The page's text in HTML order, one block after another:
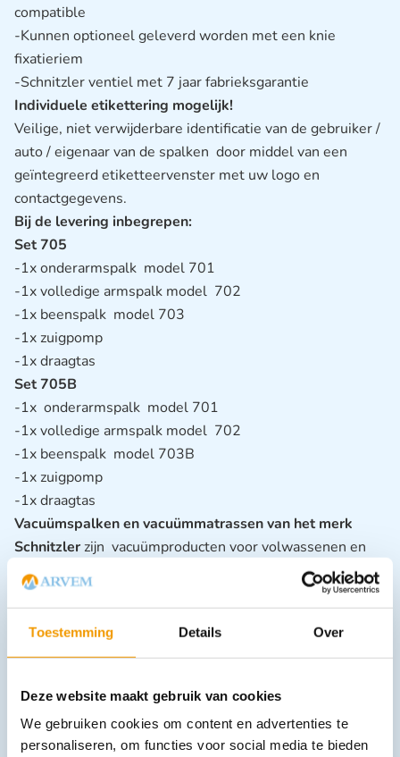
Toestemming Details Over
Deze website maakt gebruik van cookies
We gebruiken cookies om content en advertenties te
personaliseren, om functies voor social media te bieden
compatible
-Kunnen optioneel geleverd worden met een knie
fixatieriem
-Schnitzler ventiel met 7 jaar fabrieksgarantie
Individuele etikettering mogelijk!
Veilige, niet verwijderbare identificatie van de gebruiker /
auto / eigenaar van de spalken door middel van een
geïntegreerd etiketteervenster met uw logo en
contactgegevens.
Bij de levering inbegrepen:
Set 705
-1x onderarmspalk model 701
-1x volledige armspalk model 702
-1x beenspalk model 703
-1x zuigpomp
-1x draagtas
Set 705B
-1x onderarmspalk model 701
-1x volledige armspalk model 702
-1x beenspalk model 703B
-1x zuigpomp
-1x draagtas
Vacuümspalken en vacuümmatrassen van het merk
Schnitzlerzijn vacuümproducten voor volwassenen en
kinderen en zijn leverbaar in één kamer een meer kamer
spalken.